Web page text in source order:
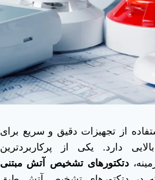
از تجهیزات دقیق و سریع برای
دارد. یکی از پرکاربردترین
دتکتورهای تشخیص آتش مبتنی